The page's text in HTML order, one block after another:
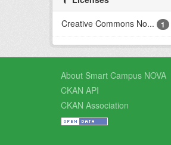
Creative Commons No...
1
About Smart Campus NOVA
CKAN API
CKAN Association